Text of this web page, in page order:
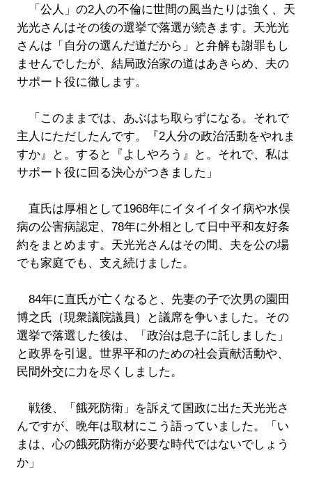
「公人」の2人の不倫に世間の風当たりは強く、天
光光さんはその後の選挙で落選が続きます。天光光
さんは「自分の選んだ道だから」と弁解も謝罪もし
ませんでしたが、結局政治家の道はあきらめ、夫の
サポート役に徹します。
「このままでは、あぶはち取らずになる。それで
主人にただしたんです。『2人分の政治活動をやれま
すか』と。すると『よしやろう』と。それで、私は
サポート役に回る決心がつきました」
直氏は厚相として1968年にイタイイタイ病や水俣
病の公害病認定、78年に外相として日中平和友好条
約をまとめます。天光光さんはその間、夫を公の場
でも家庭でも、支え続けました。
84年に直氏が亡くなると、先妻の子で次男の園田
博之氏（現衆議院議員）と議席を争いました。その
選挙で落選した後は、「政治は息子に託しました」
と政界を引退。世界平和のための社会貢献活動や、
民間外交に力を尽くしました。
戦後、「餓死防衛」を訴えて国政に出た天光光さ
んですが、晩年は取材にこう語っていました。「い
まは、心の餓死防衛が必要な時代ではないでしょう
か」